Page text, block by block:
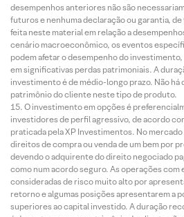
desempenhos anteriores não são
futuros e nenhuma declaração ou garantia,
feita neste material em relação a
cenário macroeconômico, os eventos
podem afetar o desempenho do
em significativas perdas patrimoniais. A
investimento é de médio-longo prazo. Não há
patrimônio do cliente neste tipo de produto.
O investimento em opções é
investidores de perfil agressivo, de acordo
praticada pela XP Investimentos. No
direitos de compra ou venda de um bem por
devendo o adquirente do direito negociado
como num acordo seguro. As operações com
consideradas de risco muito alto por
retorno e algumas posições apresentarem a
superiores ao capital investido. A duração